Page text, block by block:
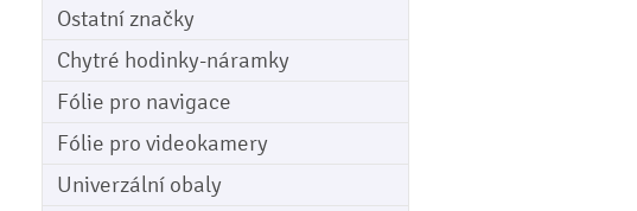
Ostatní značky
Chytré hodinky-náramky
Fólie pro navigace
Fólie pro videokamery
Univerzální obaly